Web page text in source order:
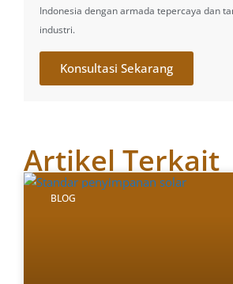
Indonesia dengan armada tepercaya dan
industri.
Konsultasi Sekarang
Artikel Terkait
BLOG